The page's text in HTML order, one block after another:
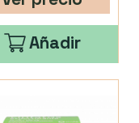
Añadir